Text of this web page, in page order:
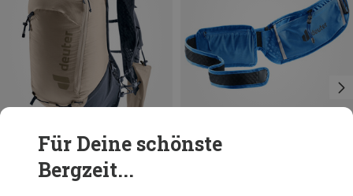
+1
Für Deine schönste
Bergzeit...